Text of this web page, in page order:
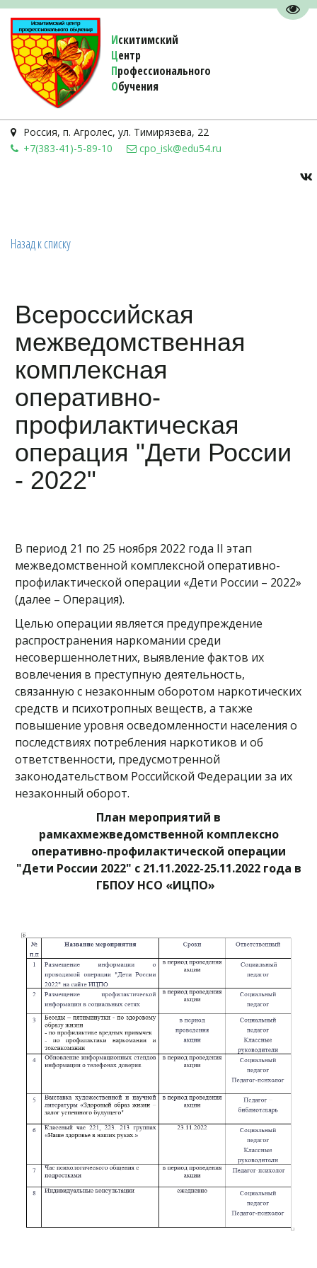
Искитимский
Центр
Профессионального
Обучения
Россия, п. Агролес, ул. Тимирязева, 22
+7(383-41)-5-89-10
cpo_isk@edu54.ru
Назад к списку
Всероссийская
межведомственная
комплексная
оперативно-
профилактическая
операция "Дети России
- 2022"
В период 21 по 25 ноября 2022 года II этап
межведомственной комплексной оперативно-
профилактической операции «Дети России – 2022»
(далее – Операция).
Целью операции является предупреждение
распространения наркомании среди
несовершеннолетних, выявление фактов их
вовлечения в преступную деятельность,
связанную с незаконным оборотом наркотических
средств и психотропных веществ, а также
повышение уровня осведомленности населения о
последствиях потребления наркотиков и об
ответственности, предусмотренной
законодательством Российской Федерации за их
незаконный оборот.
План мероприятий в
рамкахмежведомственной комплексно
оперативно-профилактической операции
"Дети России 2022" с 21.11.2022-25.11.2022 года в
ГБПОУ НСО «ИЦПО»